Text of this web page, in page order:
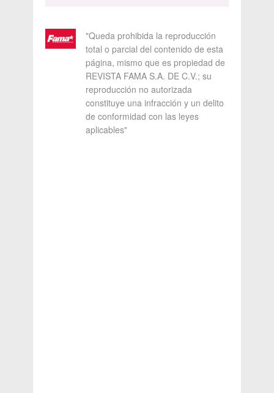
"Queda prohibida la reproducción
total o parcial del contenido de esta
página, mismo que es propiedad de
REVISTA FAMA S.A. DE C.V.; su
reproducción no autorizada
constituye una infracción y un delito
de conformidad con las leyes
aplicables"